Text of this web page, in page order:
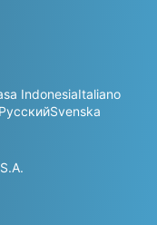
IndonesiaItaliano
РусскийSvenska